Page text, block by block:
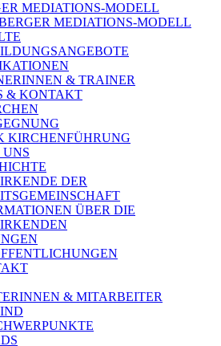
MEDIATIONS-MODELL
MEDIATIONS-MODELL
& TRAINER
& KONTAKT
KIRCHENFÜHRUNG
UNS
DER
ÜBER DIE
& MITARBEITER